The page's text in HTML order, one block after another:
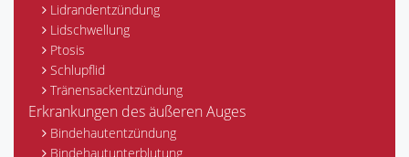
Lidrandentzündung
Lidschwellung
Ptosis
Schlupflid
Tränensackentzündung
Erkrankungen des äußeren Auges
Bindehautentzündung
Bindehautunterblutung